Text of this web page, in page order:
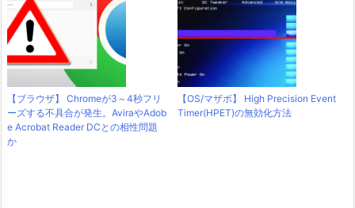
【ブラウザ】 Chromeが3～4秒フリ
ーズする不具合が発生。AviraやAdob
e Acrobat Reader DCとの相性問題
か
【OS/マザボ】 High Precision Event
Timer(HPET)の無効化方法